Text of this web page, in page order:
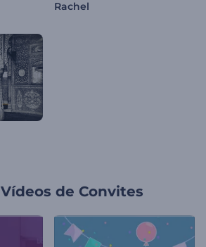
Rachel
Vídeos de Convites